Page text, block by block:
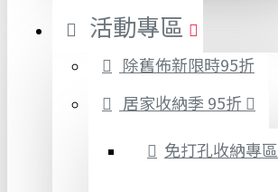
活動專區
除舊佈新限時95折
居家收納季 95折
免打孔收納專區